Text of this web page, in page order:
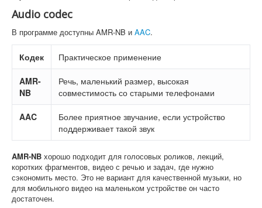
Audio codec
В программе доступны AMR-NB и AAC.
Кодек Практическое применение
AMR-
NB
Речь, маленький размер, высокая
совместимость со старыми телефонами
AAC
Более приятное звучание, если устройство
поддерживает такой звук
AMR-NB хорошо подходит для голосовых роликов, лекций,
коротких фрагментов, видео с речью и задач, где нужно
сэкономить место. Это не вариант для качественной музыки, но
для мобильного видео на маленьком устройстве он часто
достаточен.